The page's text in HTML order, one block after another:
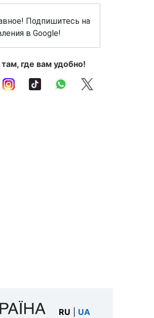
Подпишитесь на
в Google!
где вам удобно!
RU UA